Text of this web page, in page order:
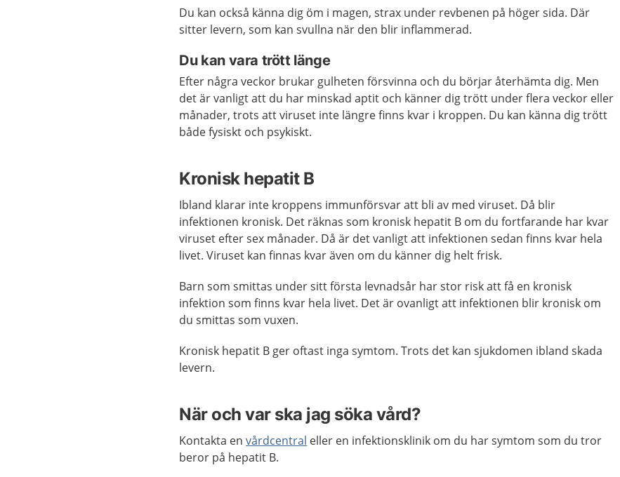
Du kan också känna dig öm i magen, strax under revbenen på höger sida. Där
sitter levern, som kan svullna när den blir inflammerad.
Du kan vara trött länge
Efter några veckor brukar gulheten försvinna och du börjar återhämta dig. Men
det är vanligt att du har minskad aptit och känner dig trött under flera veckor eller
månader, trots att viruset inte längre finns kvar i kroppen. Du kan känna dig trött
både fysiskt och psykiskt.
Kronisk hepatit B
Ibland klarar inte kroppens immunförsvar att bli av med viruset. Då blir
infektionen kronisk. Det räknas som kronisk hepatit B om du fortfarande har kvar
viruset efter sex månader. Då är det vanligt att infektionen sedan finns kvar hela
livet. Viruset kan finnas kvar även om du känner dig helt frisk.
Barn som smittas under sitt första levnadsår har stor risk att få en kronisk
infektion som finns kvar hela livet. Det är ovanligt att infektionen blir kronisk om
du smittas som vuxen.
Kronisk hepatit B ger oftast inga symtom. Trots det kan sjukdomen ibland skada
levern.
När och var ska jag söka vård?
Kontakta envårdcentral eller en infektionsklinik om du har symtom som du tror
beror på hepatit B.